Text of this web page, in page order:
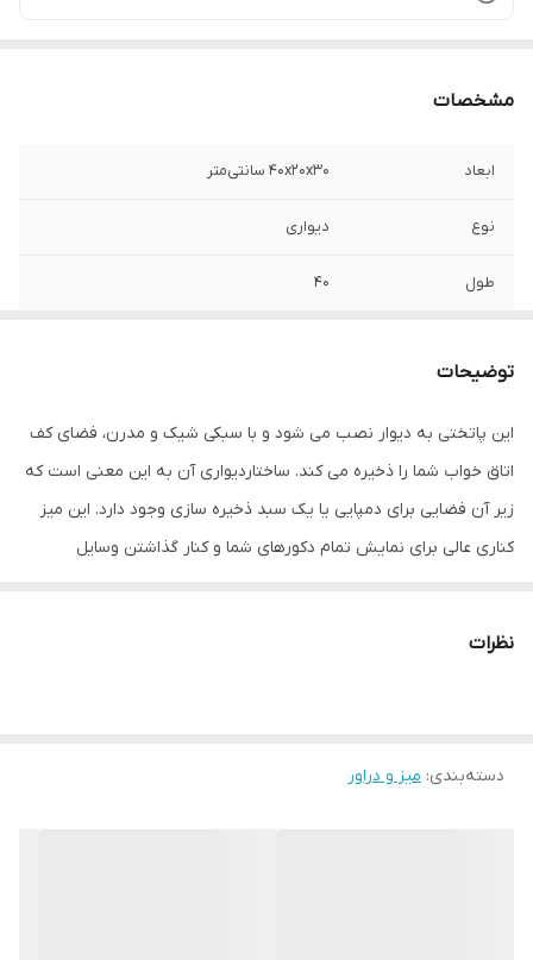
مشخصات
ابعاد 40x20x30 سانتی‌متر
نوع دیواری
طول 40
تعداد کشو
توضیحات
این پاتختی به دیوار نصب می شود و با سبکی شیک و مدرن، فضای کف
اتاق خواب شما را ذخیره می کند. ساختاردیواری آن به این معنی است که
زیر آن فضایی برای دمپایی یا یک سبد ذخیره سازی وجود دارد. این میز
کناری عالی برای نمایش تمام دکورهای شما و کنار گذاشتن وسایل
نظرات
دسته‌بندی: میز و دراور